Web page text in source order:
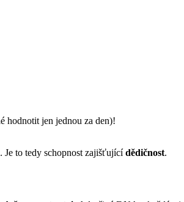
hodnotit jen jednou za den)!
. Je to tedy schopnost zajišťujícídědičnost.